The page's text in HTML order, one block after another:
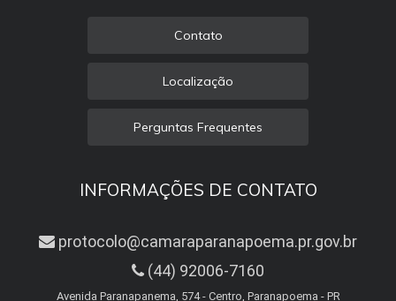
Contato
Localização
Perguntas Frequentes
INFORMAÇÕES DE CONTATO
protocolo@camaraparanapoema.pr.gov.br
(44) 92006-7160
Avenida Paranapanema, 574 - Centro, Paranapoema - PR